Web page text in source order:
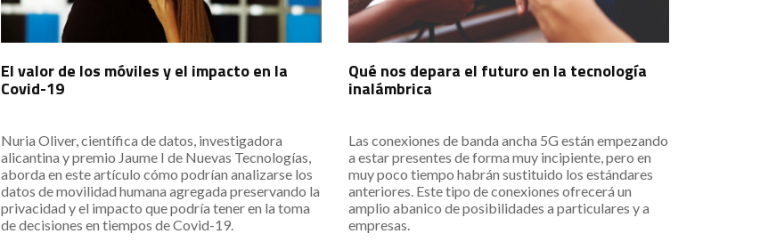
El valor de los móviles y el impacto en la
Covid-19
Nuria Oliver, científica de datos, investigadora
alicantina y premio Jaume I de Nuevas Tecnologías,
aborda en este artículo cómo podrían analizarse los
datos de movilidad humana agregada preservando la
privacidad y el impacto que podría tener en la toma
de decisiones en tiempos de Covid-19.
Qué nos depara el futuro en la tecnología
inalámbrica
Las conexiones de banda ancha 5G están empezando
a estar presentes de forma muy incipiente, pero en
muy poco tiempo habrán sustituido los estándares
anteriores. Este tipo de conexiones ofrecerá un
amplio abanico de posibilidades a particulares y a
empresas.